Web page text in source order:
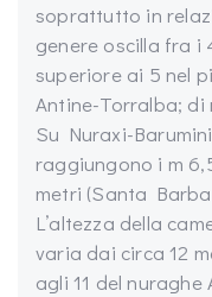
soprattutto in
genere oscilla fra i
superiore ai 5 nel
Antine-Torralba; di
Su Nuraxi-
raggiungono i m
metri (Santa
L’altezza della
varia dai circa 12
agli 11 del